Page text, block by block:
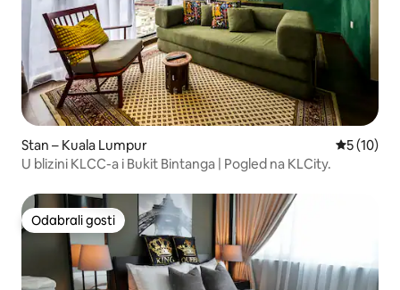
Stan – Kuala Lumpur Prosječna
5 (10)
U blizini KLCC-a i Bukit Bintanga | Pogled na KLCity.
Odabrali gosti
Odabrali gosti